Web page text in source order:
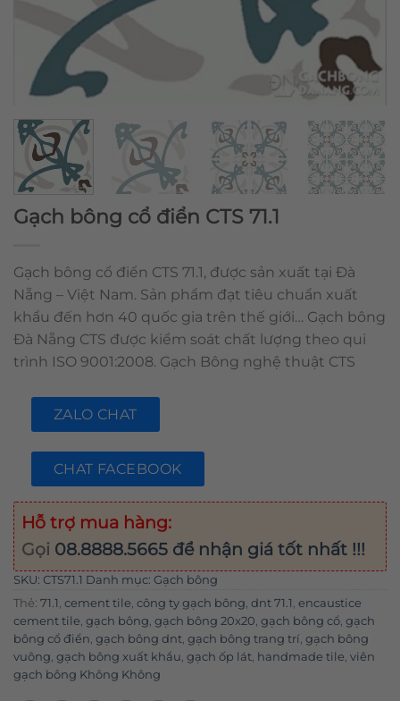
Gạch bông cổ điển CTS 71.1
Gạch bông cổ điển CTS 71.1, được sản xuất tại Đà
Nẵng – Việt Nam. Sản phẩm đạt tiêu chuẩn xuất
khẩu đến hơn 40 quốc gia trên thế giới… Gạch bông
Đà Nẵng CTS được kiểm soát chất lượng theo qui
trình ISO 9001:2008. Gạch Bông nghệ thuật CTS
ZALO CHAT
CHAT FACEBOOK
Hỗ trợ mua hàng:
Gọi 08.8888.5665 để nhận giá tốt nhất !!!
SKU: CTS71.1 Danh mục: Gạch bông
Thẻ: 71.1 cement tile công ty gạch bông dnt 71.1 encaustice
cement tile gạch bông gạch bông 20x20 gạch bông cổ gạch
bông cổ điển gạch bông dnt gạch bông trang trí gạch bông
vuông gạch bông xuất khẩu gạch ốp lát handmade tile viên
gạch bông Không Không